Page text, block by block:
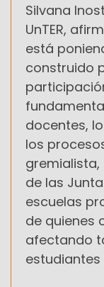
Silvana
UnTER,
está
construido
docentes,
los
de las
escuelas
de quienes
afectando
estudiantes